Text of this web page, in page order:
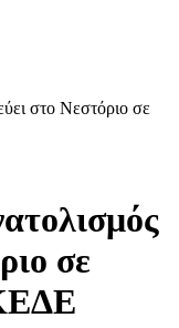
στο Νεστόριο σε
σε